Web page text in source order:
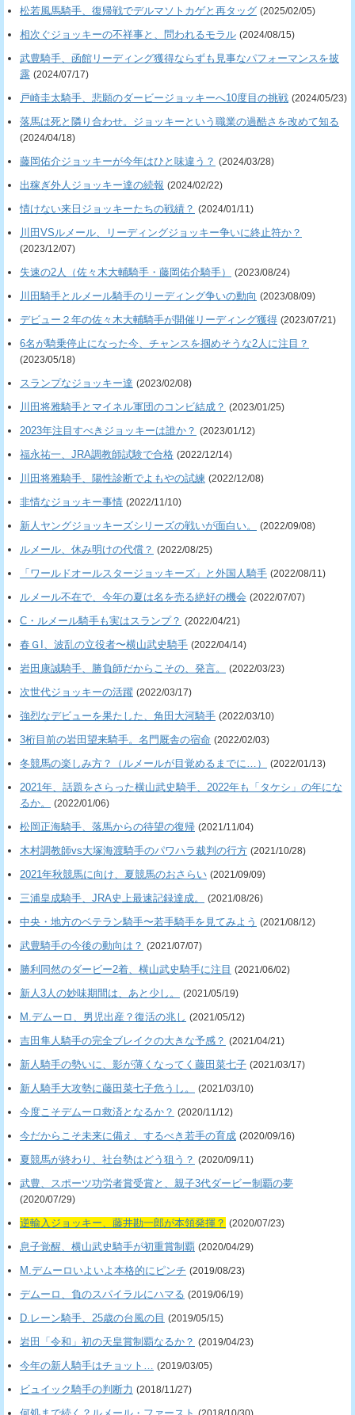
松若風馬騎手、復帰戦でデルマソトカゲと再タッグ (2025/02/05)
相次ぐジョッキーの不祥事と、問われるモラル (2024/08/15)
武豊騎手、函館リーディング獲得ならずも見事なパフォーマンスを披
露 (2024/07/17)
戸崎圭太騎手、悲願のダービージョッキーへ10度目の挑戦 (2024/05/23)
落馬は死と隣り合わせ。ジョッキーという職業の過酷さを改めて知る
(2024/04/18)
藤岡佑介ジョッキーが今年はひと味違う？ (2024/03/28)
出稼ぎ外人ジョッキー達の続報 (2024/02/22)
情けない来日ジョッキーたちの戦績？ (2024/01/11)
川田VSルメール、リーディングジョッキー争いに終止符か？
(2023/12/07)
失速の2人（佐々木大輔騎手・藤岡佑介騎手） (2023/08/24)
川田騎手とルメール騎手のリーディング争いの動向 (2023/08/09)
デビュー２年の佐々木大輔騎手が開催リーディング獲得 (2023/07/21)
6名が騎乗停止になった今、チャンスを掴めそうな2人に注目？
(2023/05/18)
スランプなジョッキー達 (2023/02/08)
川田将雅騎手とマイネル軍団のコンビ結成？ (2023/01/25)
2023年注目すべきジョッキーは誰か？ (2023/01/12)
福永祐一、JRA調教師試験で合格 (2022/12/14)
川田将雅騎手、陽性診断でよもやの試練 (2022/12/08)
非情なジョッキー事情 (2022/11/10)
新人ヤングジョッキーズシリーズの戦いが面白い。 (2022/09/08)
ルメール、休み明けの代償？ (2022/08/25)
「ワールドオールスタージョッキーズ」と外国人騎手 (2022/08/11)
ルメール不在で、今年の夏は名を売る絶好の機会 (2022/07/07)
C・ルメール騎手も実はスランプ？ (2022/04/21)
春ＧI、波乱の立役者〜横山武史騎手 (2022/04/14)
岩田康誠騎手、勝負師だからこその、発言。 (2022/03/23)
次世代ジョッキーの活躍 (2022/03/17)
強烈なデビューを果たした、角田大河騎手 (2022/03/10)
3桁目前の岩田望来騎手。名門厩舎の宿命 (2022/02/03)
冬競馬の楽しみ方？（ルメールが目覚めるまでに…） (2022/01/13)
2021年、話題をさらった横山武史騎手、2022年も「タケシ」の年にな
るか。
(2022/01/06)
松岡正海騎手、落馬からの待望の復帰 (2021/11/04)
木村調教師vs大塚海渡騎手のパワハラ裁判の行方 (2021/10/28)
2021年秋競馬に向け、夏競馬のおさらい (2021/09/09)
三浦皇成騎手、JRA史上最速記録達成。 (2021/08/26)
中央・地方のベテラン騎手〜若手騎手を見てみよう (2021/08/12)
武豊騎手の今後の動向は？ (2021/07/07)
勝利同然のダービー2着、横山武史騎手に注目 (2021/06/02)
新人3人の妙味期間は、あと少し。 (2021/05/19)
M.デムーロ、男児出産？復活の兆し (2021/05/12)
吉田隼人騎手の完全ブレイクの大きな予感？ (2021/04/21)
新人騎手の勢いに、影が薄くなってく藤田菜七子 (2021/03/17)
新人騎手大攻勢に藤田菜七子危うし。 (2021/03/10)
今度こそデムーロ救済となるか？ (2020/11/12)
今だからこそ未来に備え、するべき若手の育成 (2020/09/16)
夏競馬が終わり、社台勢はどう狙う？ (2020/09/11)
武豊、スポーツ功労者賞受賞と、親子3代ダービー制覇の夢
(2020/07/29)
逆輸入ジョッキー、藤井勘一郎が本領発揮？ (2020/07/23)
息子覚醒、横山武史騎手が初重賞制覇 (2020/04/29)
M.デムーロいよいよ本格的にピンチ (2019/08/23)
デムーロ、負のスパイラルにハマる (2019/06/19)
D.レーン騎手、25歳の台風の目 (2019/05/15)
岩田「令和」初の天皇賞制覇なるか？ (2019/04/23)
今年の新人騎手はチョット… (2019/03/05)
ビュイック騎手の判断力 (2018/11/27)